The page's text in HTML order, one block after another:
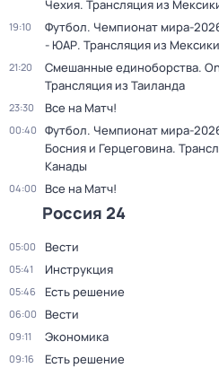
Чехия. Трансляция из
19:10
Футбол. Чемпионат мира-
- ЮАР. Трансляция из Мексики
21:20
Смешанные единоборства.
Трансляция из Таиланда
23:30 Все на Матч!
00:40
Футбол. Чемпионат мира-
Босния и Герцеговина.
Канады
04:00 Все на Матч!
Россия 24
05:00 Вести
05:41 Инструкция
05:46 Есть решение
06:00 Вести
09:11 Экономика
09:16 Есть решение